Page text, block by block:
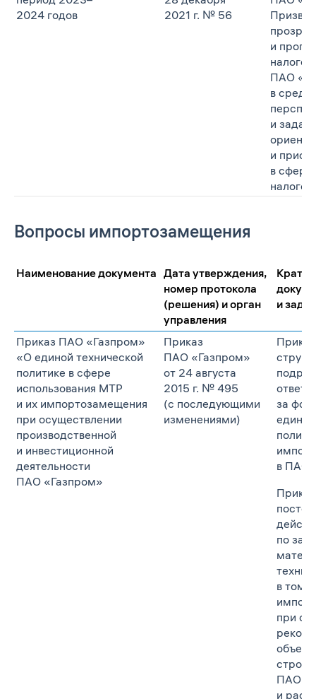
2024 годов
2021 г. № 56
и
ПАО
в
и
и
в сфере
Вопросы импортозамещения
Наименование документа Дата утверждения,
номер протокола
(решения) и орган
управления
и задач
Приказ ПАО «Газпром»
«О единой технической
политике в сфере
использования МТР
и их импортозамещения
при осуществлении
производственной
и инвестиционной
деятельности
ПАО «Газпром»
Приказ
ПАО «Газпром»
от 24 августа
2015 г. № 495
(с последующими
изменениями)
за
в ПАО
по
в том
при
ПАО
и